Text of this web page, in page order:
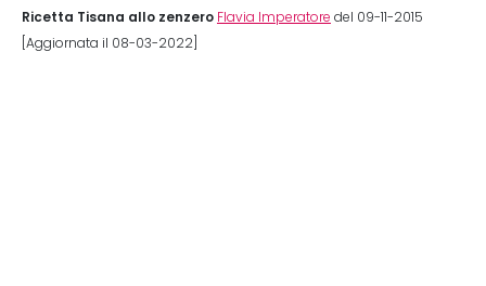
Ricetta Tisana allo zenzero Flavia Imperatore del 09-11-2015
[Aggiornata il 08-03-2022]